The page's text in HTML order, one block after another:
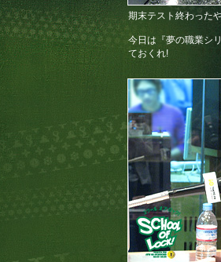
期末テスト終わった
今日は『夢の職業シ
ておくれ!